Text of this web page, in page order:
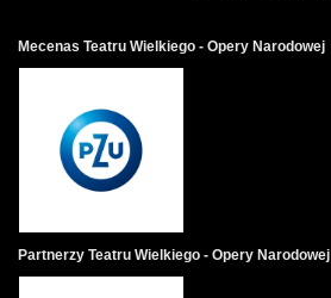
Mecenas Teatru Wielkiego - Opery Narodowej
Partnerzy Teatru Wielkiego - Opery Narodowej